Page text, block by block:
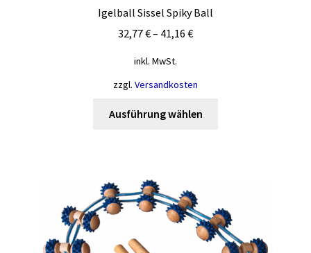
Igelball Sissel Spiky Ball
32,77€– 41,16 €
inkl. MwSt.
zzgl. Versandkosten
Ausführung wählen
Die
Optionen
können